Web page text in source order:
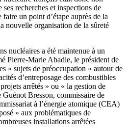
recherches et inspections de
faire un point d’étape auprès de la
nouvelle organisation de la sûreté
nucléaires a été maintenue à un
Pierre-Marie Abadie, le président de
« sujets de préoccupation » autour de
d’entreposage des combustibles
arrêtés » ou « la gestion de
Guénot Bresson, commissaire de
à l’énergie atomique (CEA)
» aux problématiques de
installations arrêtées